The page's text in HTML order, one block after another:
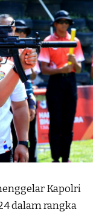
Kapolri
dalam rangka